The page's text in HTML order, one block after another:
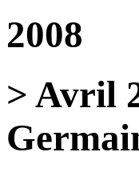
2008
> Avril